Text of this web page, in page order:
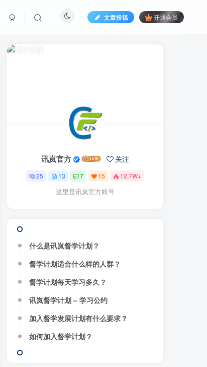
文章投稿 开通会员
讯岚官方 关注
25 13 7 15 12.7W+
这里是讯岚官方账号
什么是讯岚督学计划？
督学计划适合什么样的人群？
督学计划每天学习多久？
讯岚督学计划 – 学习公约
加入督学发展计划有什么要求？
如何加入督学计划？